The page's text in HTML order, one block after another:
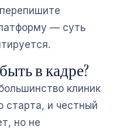
— суть
в кадре?
клиник
старта, и честный
но не